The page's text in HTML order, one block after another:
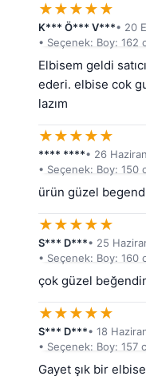
★★★★★
K*** Ö*** V***• 20
• Seçenek: Boy: 162
Elbisem geldi
ederi. elbise cok
lazım
★★★★★
**** ****• 26
• Seçenek: Boy: 150
ürün güzel
★★★★★
S*** D***• 25
• Seçenek: Boy: 160
çok güzel
★★★★★
S*** D***• 18
• Seçenek: Boy: 157
Gayet şık bir